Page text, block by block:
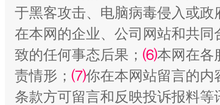
于黑客攻击、电脑病毒侵入或
在本网的企业、公司网站和共
致的任何事态后果； ⑹本网在各
责情形； ⑺你在本网站留言的内
条款方可留言和反映投诉报料